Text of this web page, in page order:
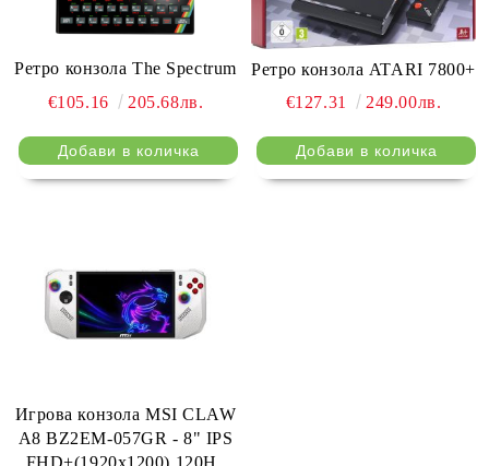
Ретро конзола The Spectrum
€105.16
205.68лв.
Ретро конзола ATARI 7800+
€127.31
249.00лв.
Игрова конзола MSI CLAW
A8 BZ2EM-057GR - 8" IPS